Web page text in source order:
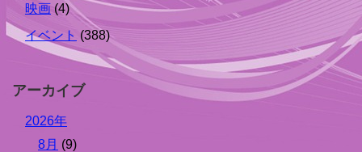
映画 (4)
イベント (388)
アーカイブ
2026年
8月 (9)